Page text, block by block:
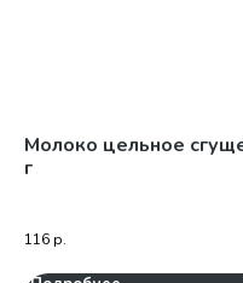
Молоко цельное
г
116 р.